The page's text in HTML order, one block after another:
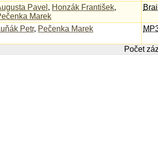
Pavel , Honzák František,
Marek
Braill
Petr, Pečenka Marek
Počet